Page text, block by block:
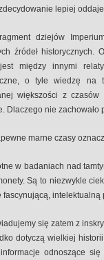
lepiej
dziejów
źródeł historycznych.
między innymi
o tyle wiedzę na
większości z
Dlaczego nie zachowało
marne czasy
w badaniach nad
Są to niezwykle
fascynującą, intelektualną
się zatem z
dotyczą wielkiej
odnoszące